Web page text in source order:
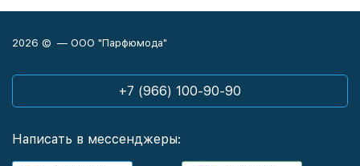
2026 © — ООО "Парфюмода"
+7 (966) 100-90-90
Написать в мессенджеры: